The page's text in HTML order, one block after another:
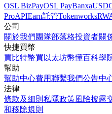
OSL BizPayOSL PayBanxa
ProAPIEarn託管Tokenworks
公司
關於我們 團隊部落格投資者關
快捷買幣
買比特幣買以太坊幣懂百科學
幫助
幫助中心費用聯繫我們公告中
法律
條款及細則 私隱政策風險披露
和移除規則